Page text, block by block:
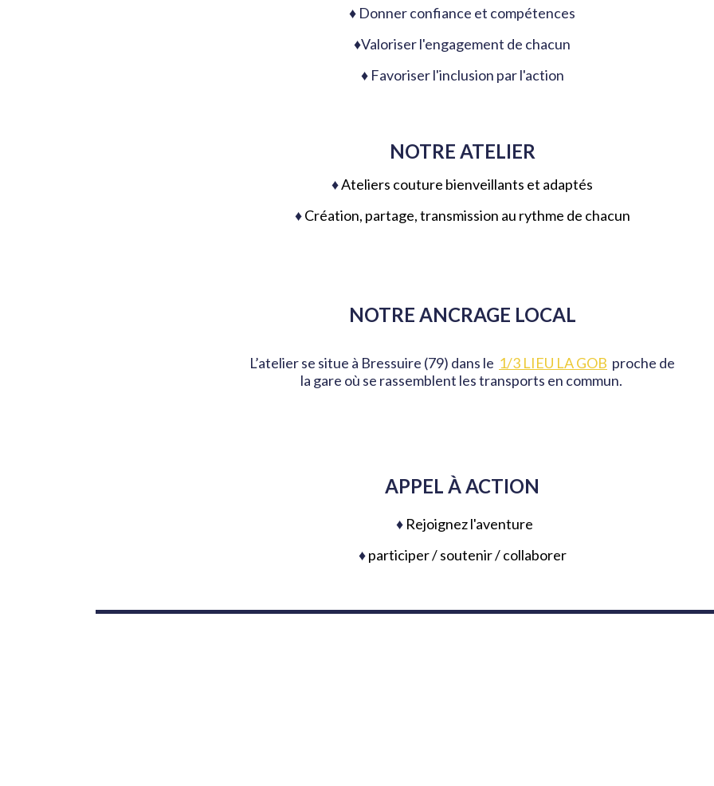
♦ Donner confiance et compétences
♦Valoriser l'engagement de chacun
♦ Favoriser l'inclusion par l'action
NOTRE ATELIER
♦Ateliers couture bienveillants et adaptés
♦Création, partage, transmission au rythme de chacun
NOTRE ANCRAGE LOCAL
L’atelier se situe à Bressuire (79) dans le 1/3 LIEU LA GOB proche de
la gare où se rassemblent les transports en commun.
APPEL À ACTION
♦ Rejoignez l'aventure
♦participer / soutenir / collaborer